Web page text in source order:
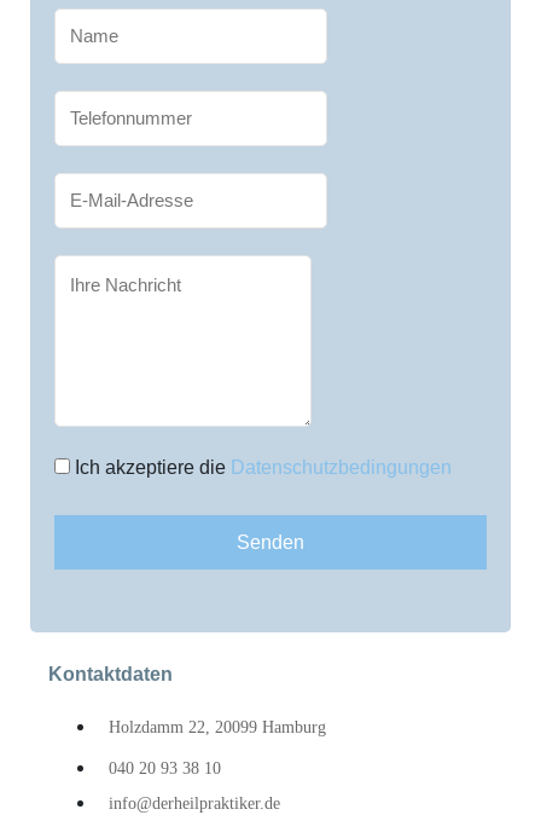
Ich akzeptiere die Datenschutzbedingungen
Senden
Kontaktdaten
Holzdamm 22, 20099 Hamburg
040 20 93 38 10
info@derheilpraktiker.de